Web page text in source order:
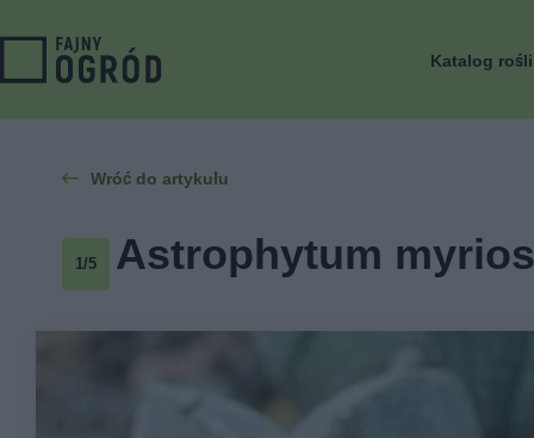
Katalog
Wróć do artykułu
1/5 Astrophytum